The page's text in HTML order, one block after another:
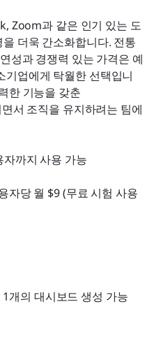
Zoom과 같은 인기 있는 도
더욱 간소화합니다. 전통
성과 경쟁력 있는 가격은 예
기업에게 탁월한 선택입니
한 기능을 갖춘
서 조직을 유지하려는 팀에
까지 사용 가능
자당 월 $9 (무료 시험 사용
개의 대시보드 생성 가능